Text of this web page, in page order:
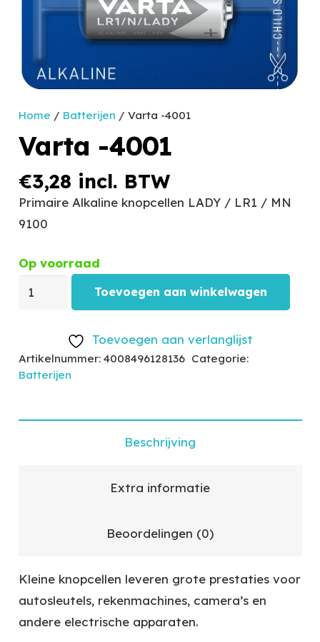
Home / Batterijen / Varta -4001
Varta -4001
€3,28 incl. BTW
Primaire Alkaline knopcellen LADY / LR1 / MN
9100
Op voorraad
Toevoegen aan winkelwagen
Toevoegen aan verlanglijst
Artikelnummer: 4008496128136 Categorie:
Batterijen
Beschrijving
Extra informatie
Beoordelingen (0)
Kleine knopcellen leveren grote prestaties voor
autosleutels, rekenmachines, camera’s en
andere electrische apparaten.